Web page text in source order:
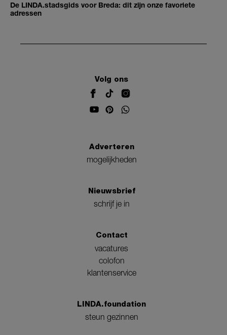
De LINDA.stadsgids voor Breda: dit zijn onze favoriete
adressen
Volg ons
Adverteren
mogelijkheden
Nieuwsbrief
schrijf je in
Contact
vacatures
colofon
klantenservice
LINDA.foundation
steun gezinnen